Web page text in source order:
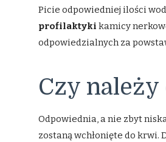
Picie odpowiedniej ilości
profilaktyki kamicy
odpowiedzialnych za
Czy
Odpowiednia, a nie zbyt
zostaną wchłonięte do